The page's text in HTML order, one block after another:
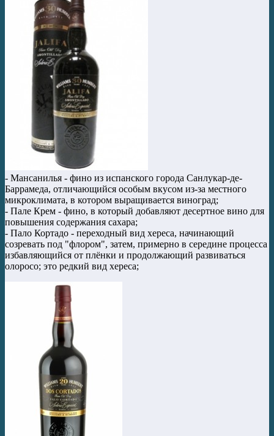
- Манcанилья - фино из испанского города Санлукар-де-
Баррамеда, отличающийся особым вкусом из-за местного
микроклимата, в котором выращивается виноград;
- Пале Крем - фино, в который добавляют десертное вино для
повышения содержания сахара;
- Пало Кортадо - переходный вид хереса, начинающий
созревать под "флором", затем, примерно в середине процесса
избавляющийся от плёнки и продолжающий развиваться
олоросо; это редкий вид хереса;